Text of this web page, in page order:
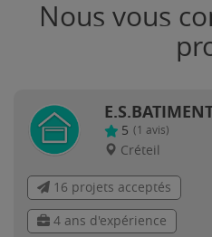
Nous vous
5 (1 avis)
Créteil
16 projets acceptés
4 ans d'expérience